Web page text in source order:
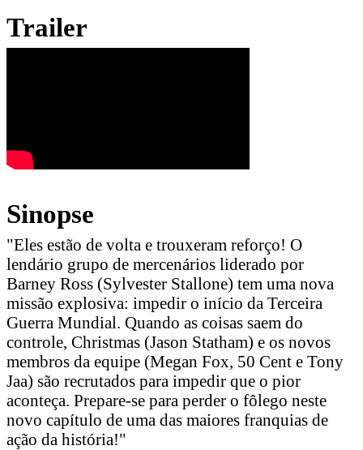
Trailer
Sinopse
"Eles estão de volta e trouxeram reforço! O
lendário grupo de mercenários liderado por
Barney Ross (Sylvester Stallone) tem uma nova
missão explosiva: impedir o início da Terceira
Guerra Mundial. Quando as coisas saem do
controle, Christmas (Jason Statham) e os novos
membros da equipe (Megan Fox, 50 Cent e Tony
Jaa) são recrutados para impedir que o pior
aconteça. Prepare-se para perder o fôlego neste
novo capítulo de uma das maiores franquias de
ação da história!"